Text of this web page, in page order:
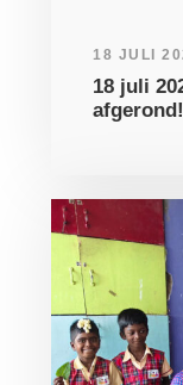
18 JULI
18 juli
afgerond!